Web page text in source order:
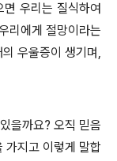
우리는 질식하여
리에게 절망이라는
우울증이 생기며,
을까요? 오직 믿음
가지고 이렇게 말합